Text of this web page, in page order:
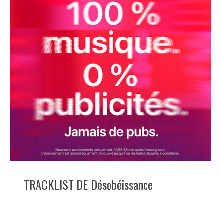
TRACKLIST DE Désobéissance